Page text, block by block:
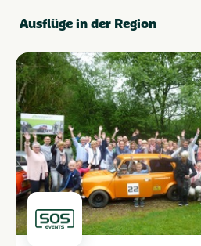
Ausflüge in der Region